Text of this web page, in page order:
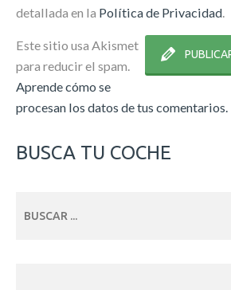
detallada en la Política de Privacidad.
Este sitio usa Akismet
para reducir el spam.
Aprende cómo se
procesan los datos de tus comentarios.
BUSCA TU COCHE